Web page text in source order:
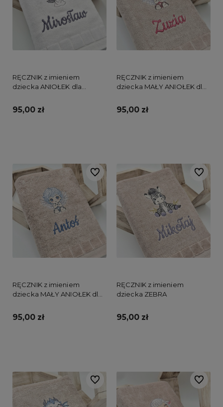
RĘCZNIK z imieniem
dziecka ANIOŁEK dla
95,00 zł
RĘCZNIK z imieniem
dziecka MAŁY ANIOŁEK dla
95,00 zł
RĘCZNIK z imieniem
dziecka MAŁY ANIOŁEK dla
95,00 zł
Do ulubionych
RĘCZNIK z imieniem
dziecka ZEBRA
95,00 zł
Do
Do ulubionych Do